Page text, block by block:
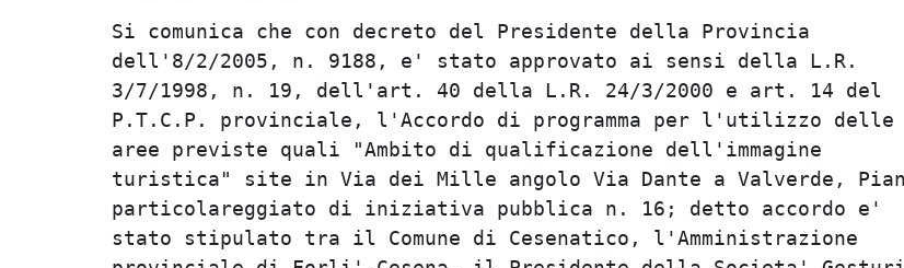
Si comunica che con decreto del Presidente
dell'8/2/2005, n. 9188, e' stato approvato ai
3/7/1998, n. 19, dell'art. 40 della L.R. 24/3/2000 e
P.T.C.P. provinciale, l'Accordo di programma per
aree previste quali "Ambito di qualificazione
turistica" site in Via dei Mille angolo Via Dante a
particolareggiato di iniziativa pubblica n. 16; detto
stato stipulato tra il Comune di Cesenatico,